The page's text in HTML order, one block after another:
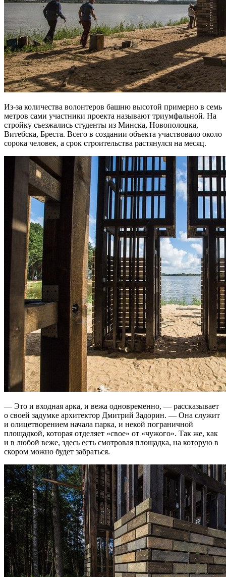
Из-за количества волонтеров башню высотой примерно в семь
метров сами участники проекта называют триумфальной. На
стройку съезжались студенты из Минска, Новополоцка,
Витебска, Бреста. Всего в создании объекта участвовало около
сорока человек, а срок строительства растянулся на месяц.
— Это и входная арка, и вежа одновременно, — рассказывает
о своей задумке архитектор Дмитрий Задорин. — Она служит
и олицетворением начала парка, и некой пограничной
площадкой, которая отделяет «свое» от «чужого». Так же, как
и в любой веже, здесь есть смотровая площадка, на которую в
скором можно будет забраться.